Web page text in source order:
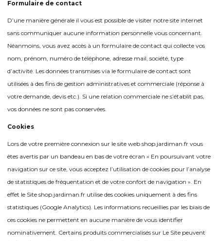
Formulaire de contact
D’une manière générale il vous est possible de visiter notre site internet
sans communiquer aucune information personnelle vous concernant.
Néanmoins, vous avez accès à un formulaire de contact qui collecte vos
nom, prénom, numéro de téléphone, adresse mail, société, type
d’activité. Les données transmises via le formulaire de contact sont
utilisées à des fins de gestion administratives et commerciale (réponse à
votre demande, devis etc.). Si une relation commerciale ne s’établit pas,
vos données ne sont pas conservées.
Cookies
Lors de votre première connexion sur le site web shop.jardiman.fr vous
êtes avertis par un bandeau en bas de votre écran « En poursuivant votre
navigation sur ce site, vous acceptez l’utilisation de cookies pour l’analyse
de statistiques de fréquentation et de votre confort de navigation ». En
effet le Site shop.jardiman.fr utilise des cookies uniquement à des fins
statistiques (Google Analytics). Les informations recueillies par les biais de
ces cookies ne permettent en aucune manière de vous identifier
nominativement. Certains produits commercialisés sur Le Site peuvent